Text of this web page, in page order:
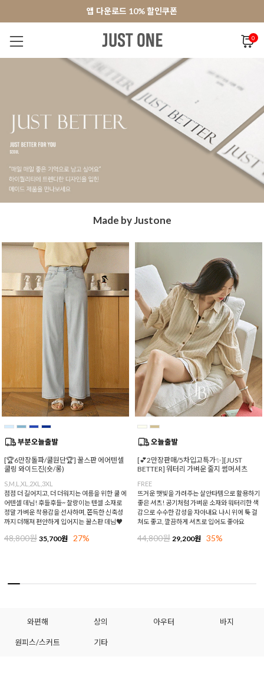
앱 다운로드 10% 할인쿠폰
회원가입 쿠폰 3000원
앱 다운로드 10% 할인쿠폰
회원가입 쿠폰 3000원
0
BEST MADE . J
Made by Justone
[🏆6만장돌파/쿨원단🏆] 꿀스판 에어텐셀
쿨링 와이드진(숏/롱)
S,M,L,XL,2XL,3XL
점점 더 길어지고, 더 더워지는 여름을 위한 쿨 에
어텐셀 데님! 후들후들~ 찰랑이는 텐셀 소재로
정말 가벼운 착용감을 선사하며, 쫀득한 신축성
까지 더해져 편안하게 입어지는 꿀스판 데님♥
48,800원 35,700원 27%
[💕2만장판매/5차입고특가✨][JUST
BETTER] 워터리 가벼운 줄지 썸머셔츠
FREE
뜨거운 햇빛을 가려주는 살안타템으로 활용하기
좋은 셔츠! 공기처럼 가벼운 소재와 워터리한 색
감으로 수수한 감성을 자아내요 나시 위에 툭 걸
쳐도 좋고, 깔끔하게 셔츠로 입어도 좋아요
44,800원 29,200원 35%
와편해 상의 아우터 바지
원피스/스커트 기타